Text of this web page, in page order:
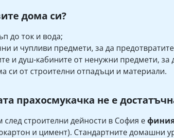
дома си?
до ток и вода;
и чупливи предмети, за да
и душ-кабините от ненужни предмети, за
си от строителни отпадъци и материали.
прахосмукачка не е
строителни дейности в София е
и цимент). Стандартните домашни